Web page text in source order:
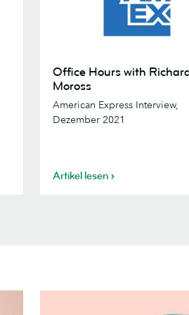
Hours
with
Richard
Office Hours with
Moross
American Express Interview,
Dezember 2021
Artikel lesen